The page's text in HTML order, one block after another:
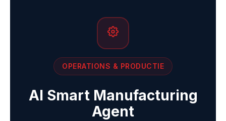
OPERATIONS & PRODUCTIE
AI Smart Manufacturing
Agent